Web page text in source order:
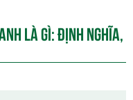
LÀ GÌ: ĐỊNH NGHĨA,